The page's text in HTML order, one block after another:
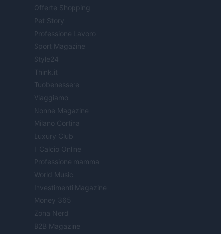
Offerte Shopping
Pet Story
Professione Lavoro
Sport Magazine
Style24
Think.it
Tuobenessere
Viaggiamo
Nonne Magazine
Milano Cortina
Luxury Club
Il Calcio Online
Professione mamma
World Music
Investimenti Magazine
Money 365
Zona Nerd
B2B Magazine